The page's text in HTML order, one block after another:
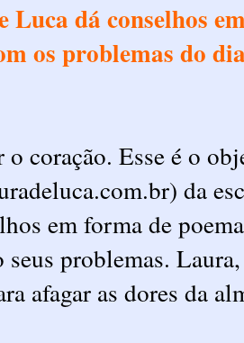
Luca dá conselhos
os problemas do
coração. Esse é o
da
em forma de
seus problemas.
afagar as dores da